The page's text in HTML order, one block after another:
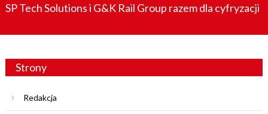
SP Tech Solutions i G&K Rail Group razem dla cyfryzacji
Strony
Redakcja